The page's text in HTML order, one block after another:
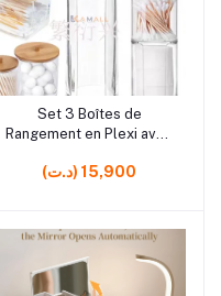
Ajouter au panier
Set 3 Boîtes de
Rangement en Plexi avec
Organisateurs Élégants
(د.ت) 15,900